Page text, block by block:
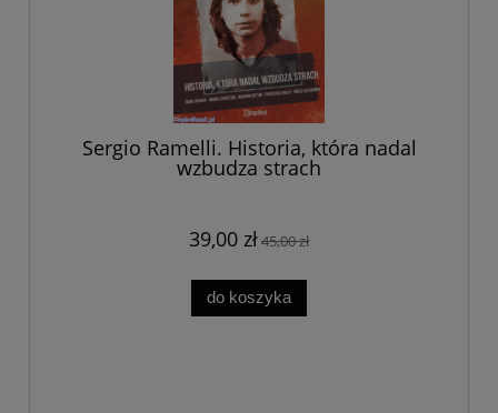
Sergio Ramelli. Historia, która nadal
wzbudza strach
39,00 zł45,00 zł
do koszyka